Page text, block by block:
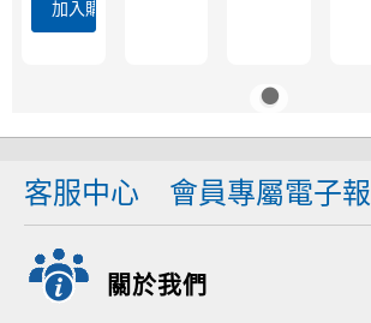
加入購物車
客服中心 會員專屬電子報
關於我們